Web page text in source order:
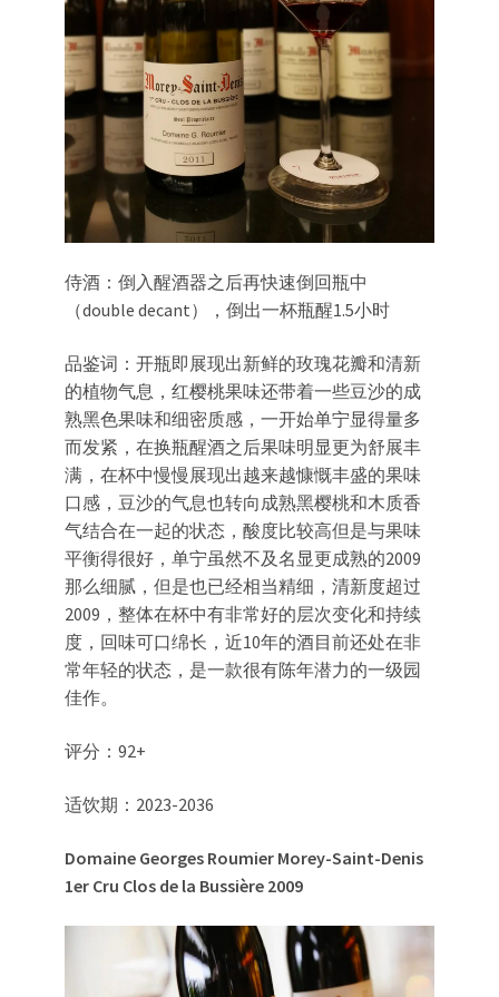
侍酒：倒入醒酒器之后再快速倒回瓶中
（double decant），倒出一杯瓶醒1.5小时
品鉴词：开瓶即展现出新鲜的玫瑰花瓣和清新
的植物气息，红樱桃果味还带着一些豆沙的成
熟黑色果味和细密质感，一开始单宁显得量多
而发紧，在换瓶醒酒之后果味明显更为舒展丰
满，在杯中慢慢展现出越来越慷慨丰盛的果味
口感，豆沙的气息也转向成熟黑樱桃和木质香
气结合在一起的状态，酸度比较高但是与果味
平衡得很好，单宁虽然不及名显更成熟的2009
那么细腻，但是也已经相当精细，清新度超过
2009，整体在杯中有非常好的层次变化和持续
度，回味可口绵长，近10年的酒目前还处在非
常年轻的状态，是一款很有陈年潜力的一级园
佳作。
评分：92+
适饮期：2023-2036
Domaine Georges Roumier Morey-Saint-Denis
1er Cru Clos de la Bussière 2009